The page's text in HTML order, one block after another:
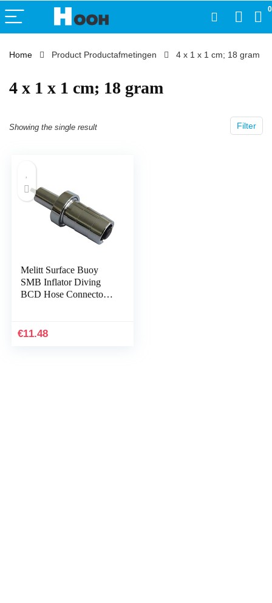
0
Home Product Productafmetingen ‎4 x 1 x 1 cm; 18 gram
‎4 x 1 x 1 cm; 18 gram
Filter
Showing the single result
Melitt Surface Buoy
SMB Inflator Diving
BCD Hose Connector
44mm
€11.48